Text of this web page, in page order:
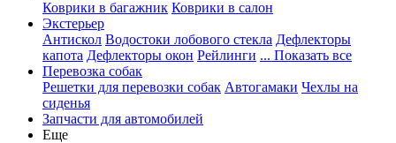
Коврики в багажник Коврики в салон
Экстерьер
Антискол Водостоки лобового стекла Дефлекторы
капота Дефлекторы окон Рейлинги ... Показать все
Перевозка собак
Решетки для перевозки собак Автогамаки Чехлы на
сиденья
Запчасти для автомобилей
Еще